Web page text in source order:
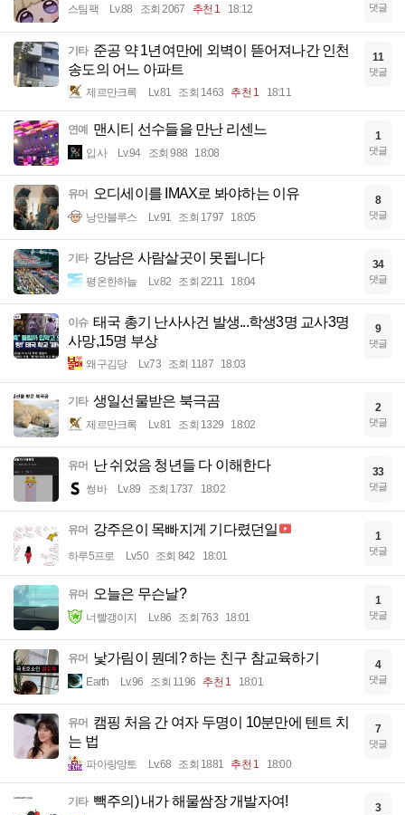
스팀팩 Lv.88 조회 2067 추천 1 18:12 댓글
기타 준공 약 1년여만에 외벽이 뜯어져나간 인천
송도의 어느 아파트
제르만크록 Lv.81 조회 1463 추천 1 18:11
11
댓글
연예 맨시티 선수들을 만난 리센느
입사 Lv.94 조회 988 18:08
1
댓글
유머 오디세이를 IMAX로 봐야하는 이유
낭만블루스 Lv.91 조회 1797 18:05
8
댓글
기타 강남은 사람살곳이 못됩니다
평온한하늘 Lv.82 조회 2211 18:04
34
댓글
이슈 태국 총기 난사사건 발생...학생3명 교사3명
사망,15명 부상
왜구김당 Lv.73 조회 1187 18:03
9
댓글
기타 생일선물받은 북극곰
제르만크록 Lv.81 조회 1329 18:02
2
댓글
유머 난 쉬었음 청년들 다 이해한다
썽바 Lv.89 조회 1737 18:02
33
댓글
유머 강주은이 목빠지게 기다렸던일
하루5프로 Lv.50 조회 842 18:01
1
댓글
유머 오늘은 무슨날?
너빨갱이지 Lv.86 조회 763 18:01
1
댓글
유머 낯가림이 뭔데? 하는 친구 참교육하기
Earth Lv.96 조회 1196 추천 1 18:01
4
댓글
유머 캠핑 처음 간 여자 두명이 10분만에 텐트 치
는 법
파아랑망토 Lv.68 조회 1881 추천 1 18:00
7
댓글
기타 빽주의) 내가 해물쌈장 개발자여! 3